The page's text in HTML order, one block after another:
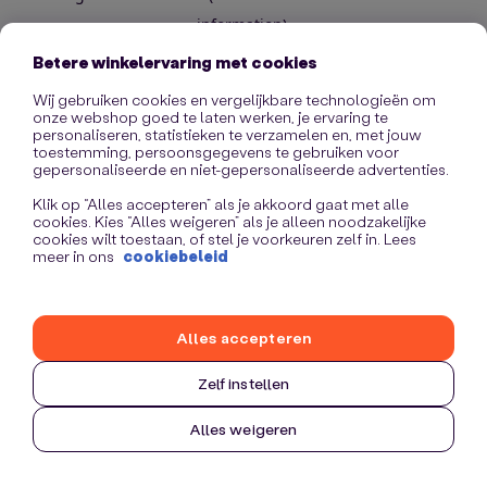
information).
Betere winkelervaring met cookies
Wij gebruiken cookies en vergelijkbare technologieën om
onze webshop goed te laten werken, je ervaring te
personaliseren, statistieken te verzamelen en, met jouw
toestemming, persoonsgegevens te gebruiken voor
gepersonaliseerde en niet-gepersonaliseerde advertenties.
Klik op “Alles accepteren” als je akkoord gaat met alle
cookies. Kies “Alles weigeren” als je alleen noodzakelijke
cookies wilt toestaan, of stel je voorkeuren zelf in. Lees
meer in ons cookiebeleid
Zelf instellen
Alles weigeren
Alles accepteren